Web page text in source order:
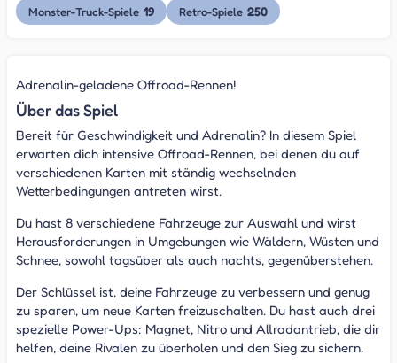
Monster-Truck-Spiele 19 Retro-Spiele 250
Adrenalin-geladene Offroad-Rennen!
Über das Spiel
Bereit für Geschwindigkeit und Adrenalin? In diesem Spiel
erwarten dich intensive Offroad-Rennen, bei denen du auf
verschiedenen Karten mit ständig wechselnden
Wetterbedingungen antreten wirst.
Du hast 8 verschiedene Fahrzeuge zur Auswahl und wirst
Herausforderungen in Umgebungen wie Wäldern, Wüsten und
Schnee, sowohl tagsüber als auch nachts, gegenüberstehen.
Der Schlüssel ist, deine Fahrzeuge zu verbessern und genug
zu sparen, um neue Karten freizuschalten. Du hast auch drei
spezielle Power-Ups: Magnet, Nitro und Allradantrieb, die dir
helfen, deine Rivalen zu überholen und den Sieg zu sichern.